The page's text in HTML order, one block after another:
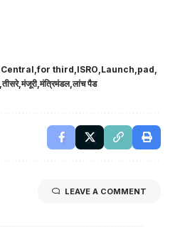
Central for third ISRO Launch pad
तीसरे मंजूरी मंत्रिमंडल लांच पैड
LEAVE A COMMENT